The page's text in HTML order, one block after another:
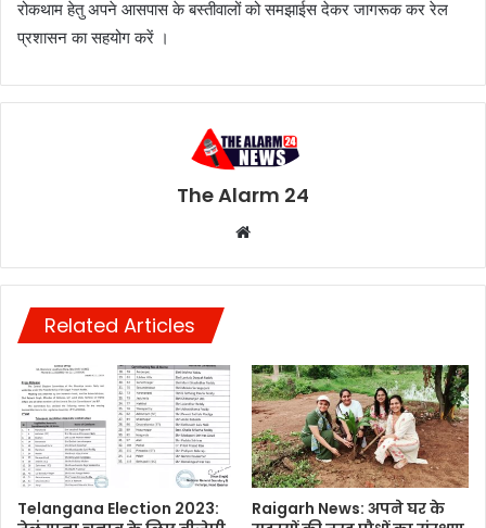
रोकथाम हेतु अपने आसपास के बस्तीवालों को समझाईस देकर जागरूक कर रेल
प्रशासन का सहयोग करें ।
The Alarm 24
Website
Related Articles
Telangana Election 2023:
Raigarh News: अपने घर के